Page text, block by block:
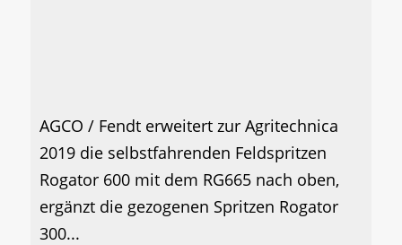
AGCO / Fendt erweitert zur Agritechnica
2019 die selbstfahrenden Feldspritzen
Rogator 600 mit dem RG665 nach oben,
ergänzt die gezogenen Spritzen Rogator
300...